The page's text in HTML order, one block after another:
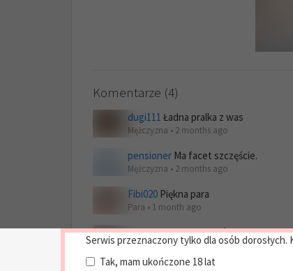
Komentarze (4)
dugi111 Ładna pralka z was
Mężczyzna • 2 months ago
pensioner Ma facet szczęście.
Mężczyzna • 2 months ago
Fibi020 Piękna para
Para • 1 month ago
ruttki123Od pasa w dół można
Para • 1 month ago
Serwis przeznaczony tylko dla osób
Tak, mam ukończone 18 lat